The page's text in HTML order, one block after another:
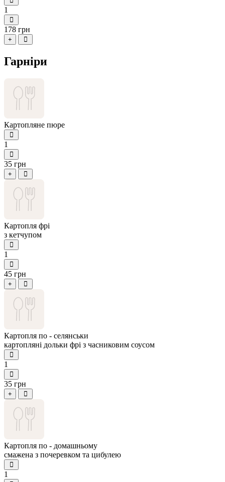
1
178 грн
+
Гарніри
Картопляне пюре
1
35 грн
+
Картопля фрі
з кетчупом
1
45 грн
+
Картопля по - селянськи
картопляні дольки фрі з часниковим соусом
1
35 грн
+
Картопля по - домашньому
смажена з почеревком та цибулею
1